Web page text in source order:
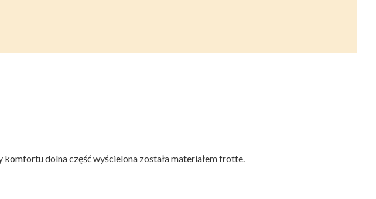
dolna część wyścielona została materiałem frotte.